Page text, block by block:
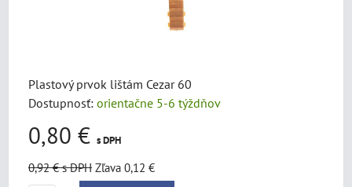
Plastový prvok lištám Cezar 60
Dostupnosť: orientačne 5-6 týždňov
0,80 € s DPH
0,92 €s DPH Zľava 0,12 €